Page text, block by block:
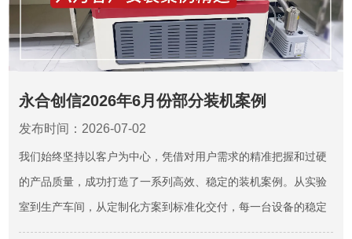
永合创信2026年6月份部分装机案例
发布时间：2026-07-02
我们始终坚持以客户为中心，凭借对用户需求的精准把握和过硬
的产品质量，成功打造了一系列高效、稳定的装机案例。从实验
室到生产车间，从定制化方案到标准化交付，每一台设备的稳定
运行，都是我们与客户并肩前行的见证，更收获了行业内外的广